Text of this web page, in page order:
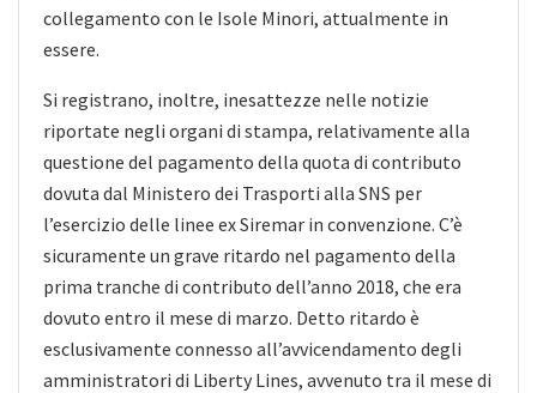
collegamento con le Isole Minori, attualmente in
essere.
Si registrano, inoltre, inesattezze nelle notizie
riportate negli organi di stampa, relativamente alla
questione del pagamento della quota di contributo
dovuta dal Ministero dei Trasporti alla SNS per
l’esercizio delle linee ex Siremar in convenzione. C’è
sicuramente un grave ritardo nel pagamento della
prima tranche di contributo dell’anno 2018, che era
dovuto entro il mese di marzo. Detto ritardo è
esclusivamente connesso all’avvicendamento degli
amministratori di Liberty Lines, avvenuto tra il mese di